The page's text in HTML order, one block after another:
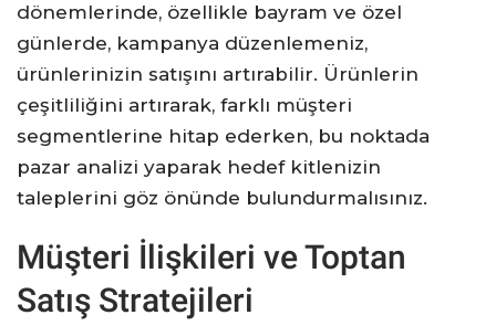
dönemlerinde, özellikle bayram ve özel
günlerde, kampanya düzenlemeniz,
ürünlerinizin satışını artırabilir. Ürünlerin
çeşitliliğini artırarak, farklı müşteri
segmentlerine hitap ederken, bu noktada
pazar analizi yaparak hedef kitlenizin
taleplerini göz önünde bulundurmalısınız.
Müşteri İlişkileri ve Toptan
Satış Stratejileri